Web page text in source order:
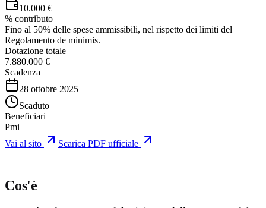
10.000 €
% contributo
Fino al 50% delle spese ammissibili, nel rispetto dei limiti del
Regolamento de minimis.
Dotazione totale
7.880.000 €
Scadenza
28 ottobre 2025
Scaduto
Beneficiari
Pmi
Vai al sito
Scarica PDF ufficiale
Cos'è